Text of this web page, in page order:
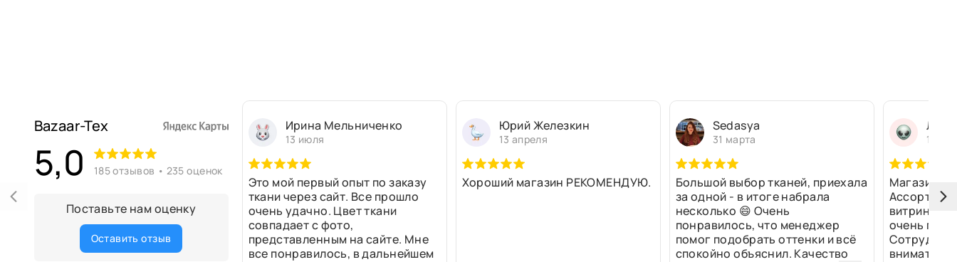
Bazaar-Tex
5,0 185 отзывов • 235 оценок
Поставьте нам оценку
Оставить отзыв
Ирина Мельниченко
13 июля
Это мой первый опыт по заказу
ткани через сайт. Все прошло
очень удачно. Цвет ткани
совпадает с фото,
представленным на сайте. Мне
все понравилось, в дальнейшем
Юрий Железкин
13 апреля
Хороший магазин РЕКОМЕНДУЮ.
Sedasya
31 марта
Большой выбор тканей, приехала
за одной - в итоге набрала
несколько 😄 Очень
понравилось, что менеджер
помог подобрать оттенки и всё
спокойно объяснил. Качество
13
Магазин
витринах
очень